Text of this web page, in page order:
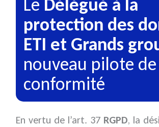
Le Délégué à la
protection des
ETI et Grands
nouveau pilote
conformité
En vertu de l’art. 37 RGPD, la